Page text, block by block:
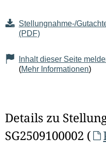
Stellungnahme-/
(PDF)
Inhalt dieser Seite
(Mehr Informationen)
Details zu
SG2509100002 (